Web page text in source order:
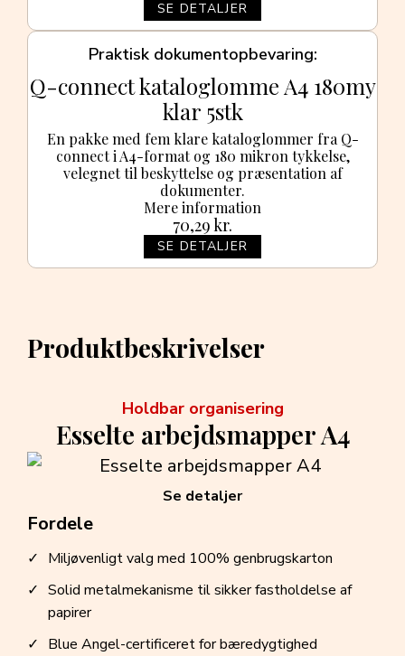
SE DETALJER
Praktisk dokumentopbevaring
Q-connect kataloglomme A4 180my
klar 5stk
En pakke med fem klare kataloglommer fra Q-
connect i A4-format og 180 mikron tykkelse,
velegnet til beskyttelse og præsentation af
dokumenter.
70,29kr.
SE DETALJER
Mere information
Produktbeskrivelser
Holdbar organisering
Esselte arbejdsmapper A4
Fordele
Miljøvenligt valg med 100% genbrugskarton
Solid metalmekanisme til sikker fastholdelse af
papirer
Blue Angel-certificeret for bæredygtighed
Se detaljer